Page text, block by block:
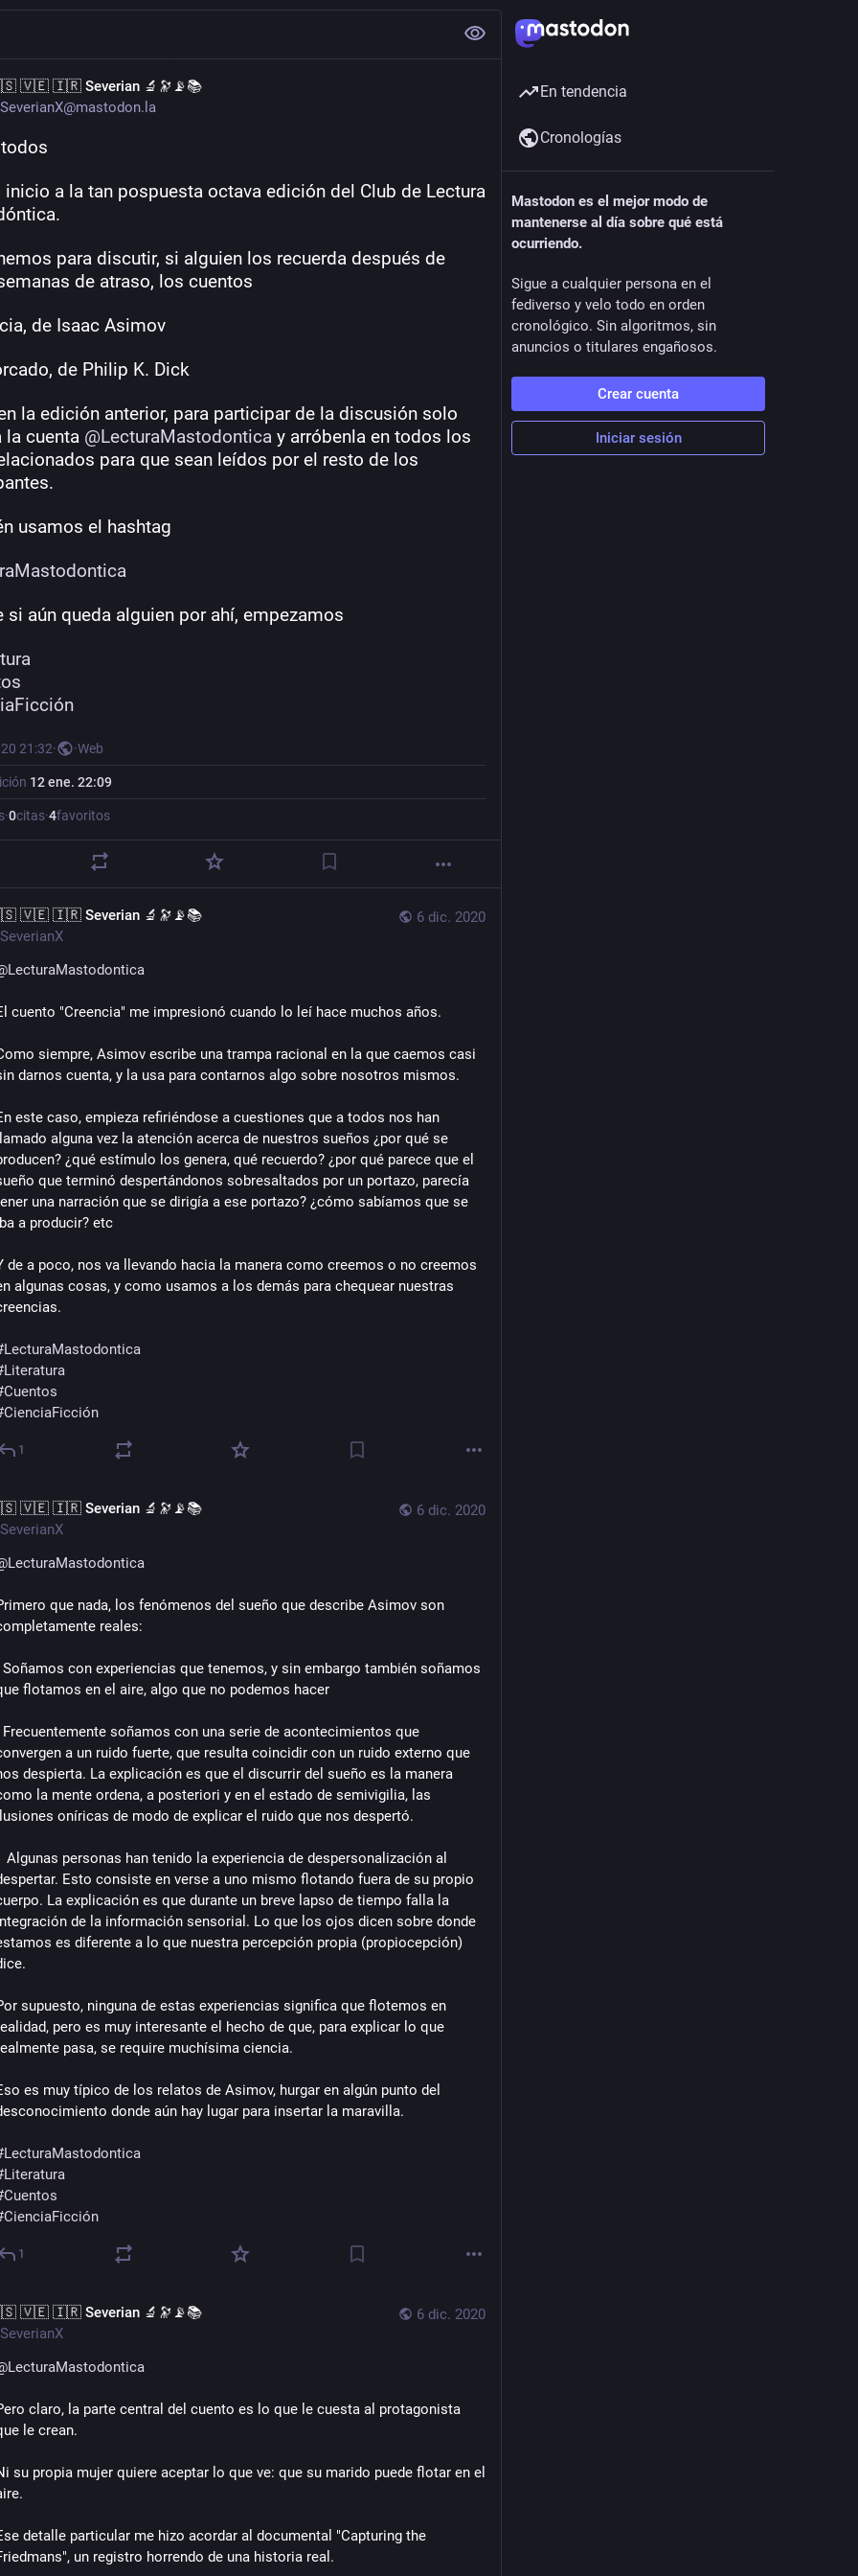
🇻🇪 🇮🇷 Severian 🔬🔭📡📚
inicio a la tan pospuesta octava edición del Club de Lectura
para discutir, si alguien los recuerda después de
de atraso, los cuentos
de Isaac Asimov
de Philip K. Dick
la edición anterior, para participar de la discusión solo
la cuenta @LecturaMastodontica y arróbenla en todos los
para que sean leídos por el resto de los
usamos el hashtag
si aún queda alguien por ahí, empezamos
21:32· ·Web
12 ene. 22:09
·0citas·4favoritos
6 dic. 2020
🇻🇪 🇮🇷 Severian 🔬🔭📡📚
LecturaMastodontica
cuento "Creencia" me impresionó cuando lo leí hace muchos años.
siempre, Asimov escribe una trampa racional en la que caemos casi
darnos cuenta, y la usa para contarnos algo sobre nosotros mismos.
este caso, empieza refiriéndose a cuestiones que a todos nos han
alguna vez la atención acerca de nuestros sueños ¿por qué se
¿qué estímulo los genera, qué recuerdo? ¿por qué parece que el
que terminó despertándonos sobresaltados por un portazo, parecía
una narración que se dirigía a ese portazo? ¿cómo sabíamos que se
a producir? etc
de a poco, nos va llevando hacia la manera como creemos o no creemos
algunas cosas, y como usamos a los demás para chequear nuestras
LecturaMastodontica
Literatura
Cuentos
CienciaFicción
1
6 dic. 2020
🇻🇪 🇮🇷 Severian 🔬🔭📡📚
LecturaMastodontica
que nada, los fenómenos del sueño que describe Asimov son
reales:
Soñamos con experiencias que tenemos, y sin embargo también soñamos
flotamos en el aire, algo que no podemos hacer
Frecuentemente soñamos con una serie de acontecimientos que
a un ruido fuerte, que resulta coincidir con un ruido externo que
despierta. La explicación es que el discurrir del sueño es la manera
la mente ordena, a posteriori y en el estado de semivigilia, las
oníricas de modo de explicar el ruido que nos despertó.
Algunas personas han tenido la experiencia de despersonalización al
Esto consiste en verse a uno mismo flotando fuera de su propio
La explicación es que durante un breve lapso de tiempo falla la
de la información sensorial. Lo que los ojos dicen sobre donde
es diferente a lo que nuestra percepción propia (propiocepción)
supuesto, ninguna de estas experiencias significa que flotemos en
pero es muy interesante el hecho de que, para explicar lo que
pasa, se require muchísima ciencia.
es muy típico de los relatos de Asimov, hurgar en algún punto del
donde aún hay lugar para insertar la maravilla.
LecturaMastodontica
Literatura
Cuentos
CienciaFicción
1
6 dic. 2020
🇻🇪 🇮🇷 Severian 🔬🔭📡📚
LecturaMastodontica
claro, la parte central del cuento es lo que le cuesta al protagonista
le crean.
su propia mujer quiere aceptar lo que ve: que su marido puede flotar en el
detalle particular me hizo acordar al documental "Capturing the
un registro horrendo de una historia real.
En tendencia
Cronologías
Mastodon es el mejor modo de
mantenerse al día sobre qué está
ocurriendo.
Sigue a cualquier persona en el
fediverso y velo todo en orden
cronológico. Sin algoritmos, sin
anuncios o titulares engañosos.
Crear cuenta
Iniciar sesión